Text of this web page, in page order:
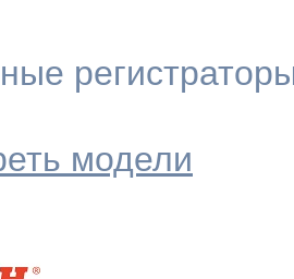
модели